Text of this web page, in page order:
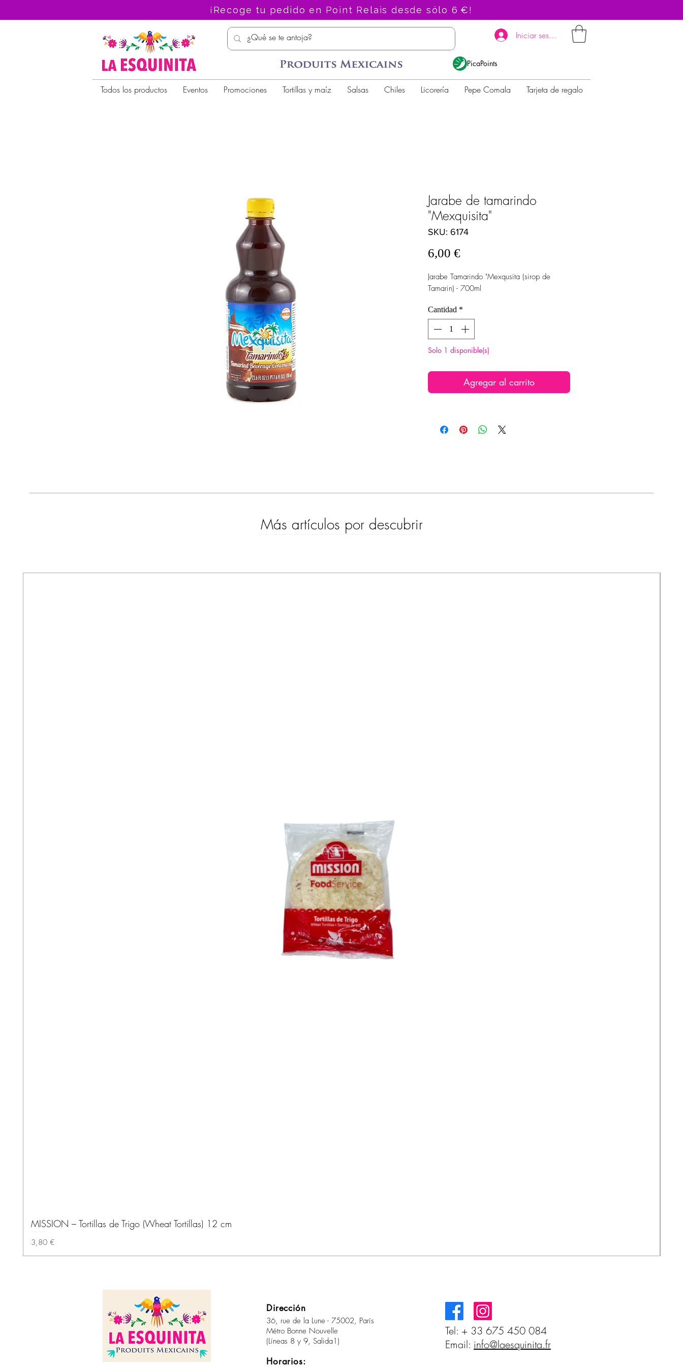
¡Recoge tu pedido en Point Relais desde sólo 6 €!
Iniciar sesión
PicaPoints
Todos los productos Eventos Promociones Tortillas y maíz Salsas Chiles Licorería Pepe Comala Tarjeta de regalo
Jarabe de tamarindo
"Mexquisita"
SKU: 6174
6,00 €Precio
Jarabe Tamarindo "Mexqusita (sirop de
Tamarin) - 700ml
Cantidad *
Solo 1 disponible(s)
Agregar al carrito
Más artículos por descubrir
MISSION – Tortillas de Trigo (Wheat Tortillas) 12 cm
Precio
3,80 €
Dirección
36, rue de la Lune - 75002, París
Métro Bonne Nouvelle
(Líneas 8 y 9, Salida1)
Horarios:
Tel: + 33 675 450 084
Email: info@laesquinita.fr